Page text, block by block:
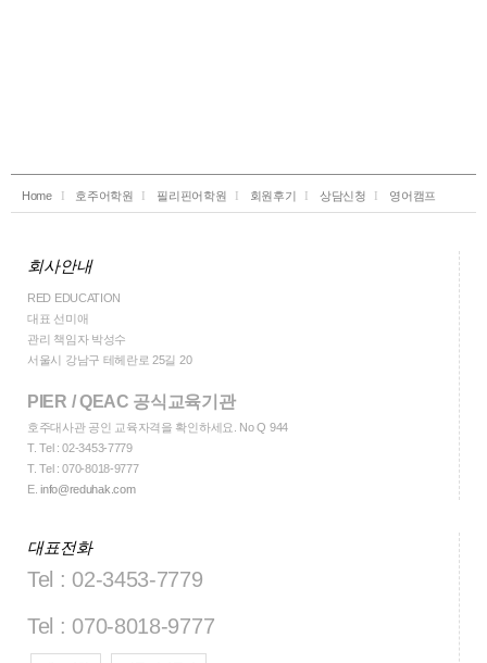
Home 호주어학원 필리핀어학원 회원후기 상담신청 영어캠프
회사안내
RED EDUCATION
대표 선미애
관리 책임자 박성수
서울시 강남구 테헤란로 25길 20
PIER / QEAC 공식교육기관
호주대사관 공인 교육자격을 확인하세요. No Q 944
T.Tel : 02-3453-7779
T.Tel : 070-8018-9777
E.info@reduhak.com
대표전화
Tel : 02-3453-7779
Tel : 070-8018-9777